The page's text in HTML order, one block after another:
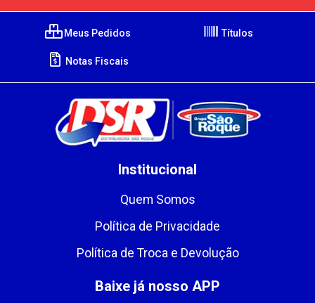
Meus Pedidos Títulos
Notas Fiscais
Institucional
Quem Somos
Política de Privacidade
Política de Troca e Devolução
Baixe já nosso APP